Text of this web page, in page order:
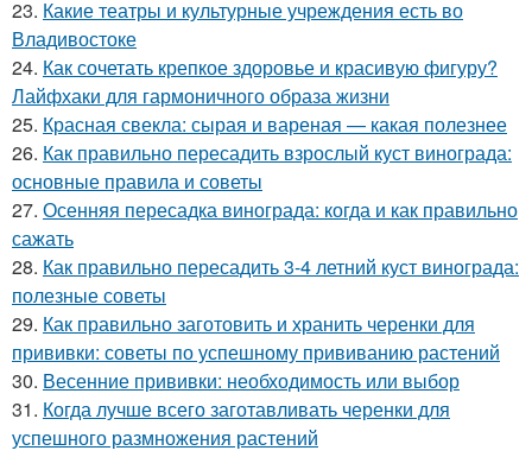
23. Какие театры и культурные учреждения есть во
Владивостоке
24. Как сочетать крепкое здоровье и красивую фигуру?
Лайфхаки для гармоничного образа жизни
25. Красная свекла: сырая и вареная — какая полезнее
26. Как правильно пересадить взрослый куст винограда:
основные правила и советы
27. Осенняя пересадка винограда: когда и как правильно
сажать
28. Как правильно пересадить 3-4 летний куст винограда:
полезные советы
29. Как правильно заготовить и хранить черенки для
прививки: советы по успешному прививанию растений
30. Весенние прививки: необходимость или выбор
31. Когда лучше всего заготавливать черенки для
успешного размножения растений